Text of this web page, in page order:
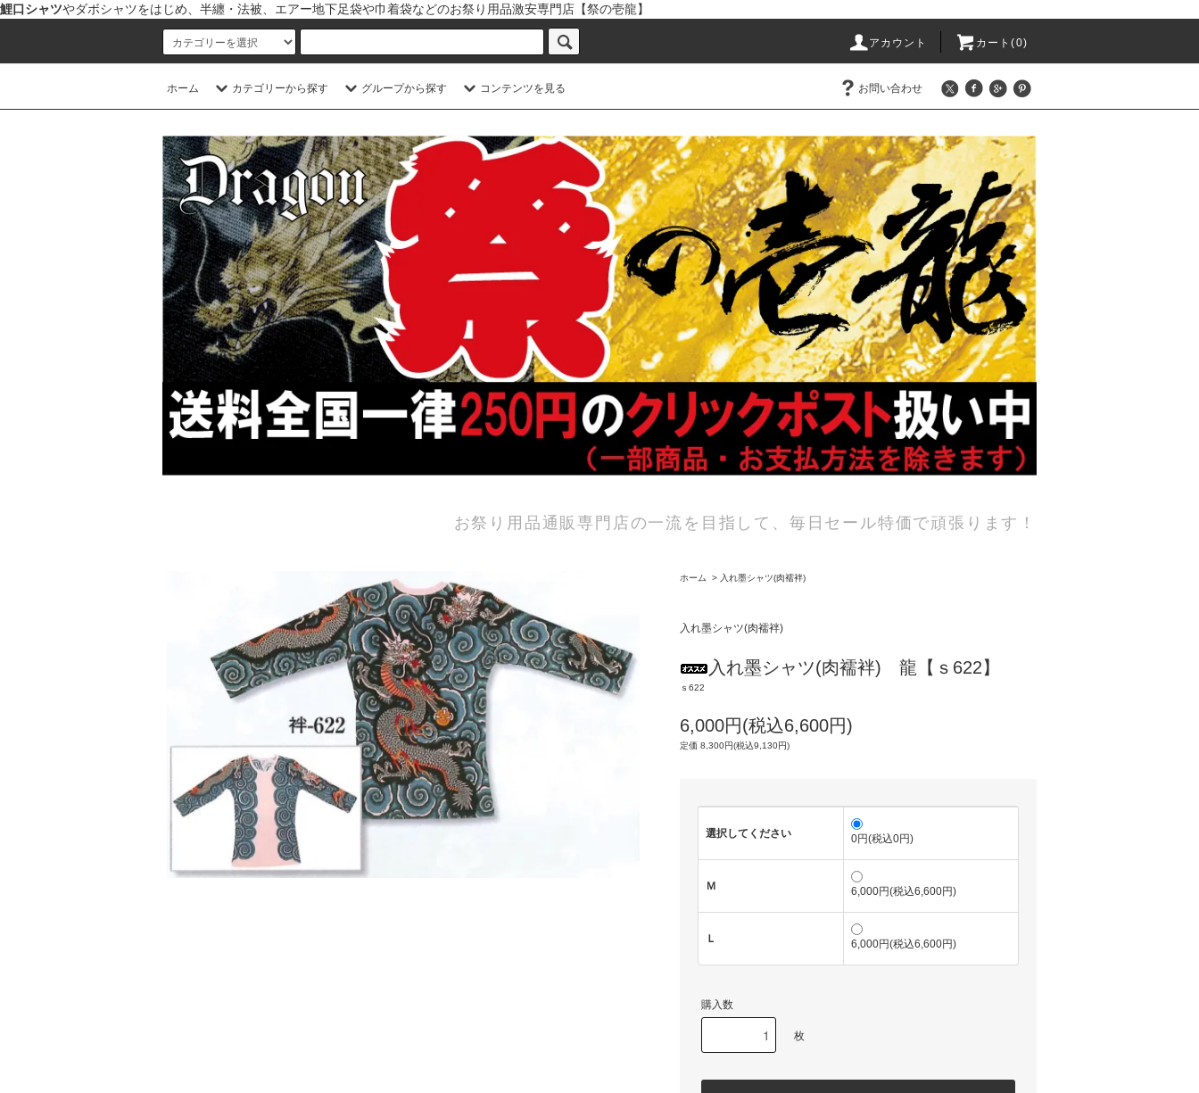
鯉口シャツやダボシャツをはじめ、半纏・法被、エアー地下足袋や巾着袋などのお祭り用品激安専門店【祭の壱龍】
アカウント カート(0)
ホーム カテゴリーから探す グループから探す コンテンツを見る お問い合わせ
お祭り用品通販専門店の一流を目指して、毎日セール特価で頑張ります！
ホーム > 入れ墨シャツ(肉襦袢)
入れ墨シャツ(肉襦袢)
入れ墨シャツ(肉襦袢) 龍【ｓ622】
ｓ622
6,000円(税込6,600円)
定価 8,300円(税込9,130円)
選択してください 0円(税込0円)
Ｍ 6,000円(税込6,600円)
Ｌ 6,000円(税込6,600円)
購入数
枚